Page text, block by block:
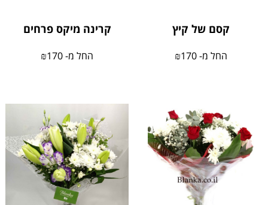
קסם של קיץ
החל מ- ₪170
קרינה מיקס פרחים
החל מ- ₪170